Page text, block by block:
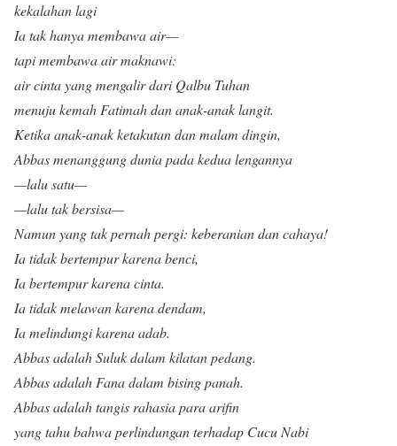
kekalahan lagi
Ia tak hanya membawa air—
tapi membawa air maknawi:
air cinta yang mengalir dari Qalbu Tuhan
menuju kemah Fatimah dan anak-anak langit.
Ketika anak-anak ketakutan dan malam dingin,
Abbas menanggung dunia pada kedua lengannya
—lalu satu—
—lalu tak bersisa—
Namun yang tak pernah pergi: keberanian dan cahaya!
Ia tidak bertempur karena benci,
Ia bertempur karena cinta.
Ia tidak melawan karena dendam,
Ia melindungi karena adab.
Abbas adalah Suluk dalam kilatan pedang.
Abbas adalah Fana dalam bising panah.
Abbas adalah tangis rahasia para arifin
yang tahu bahwa perlindungan terhadap Cucu Nabi